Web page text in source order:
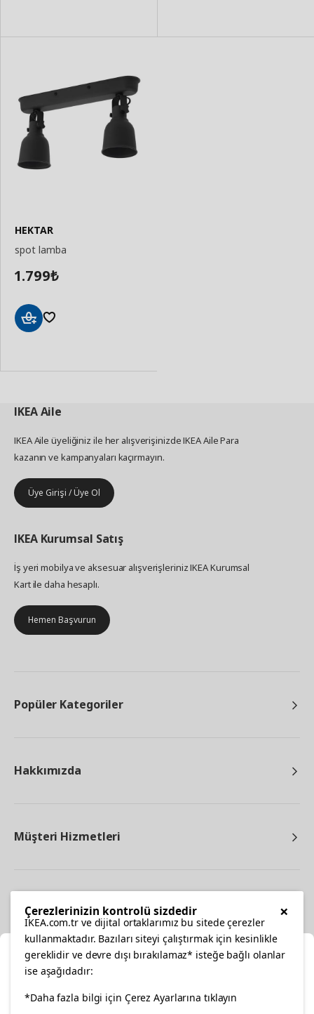
HEKTAR
spot lamba
1.799₺
IKEAAile
IKEA Aile üyeliğiniz ile her alışverişinizde IKEA Aile Para
kazanın ve kampanyaları kaçırmayın.
Üye Girişi / Üye Ol
IKEA Kurumsal Satış
İş yeri mobilya ve aksesuar alışverişleriniz IKEA Kurumsal
Kart ile daha hesaplı.
Hemen Başvurun
Popüler Kategoriler
Hakkımızda
Müşteri Hizmetleri
facebooktwitterinstagrampinterestyoutube
Konumunuzu Seçin
×
Çerezlerinizin kontrolü sizdedir
IKEA.com.tr ve dijital ortaklarımız bu sitede çerezler
kullanmaktadır. Bazıları siteyi çalıştırmak için kesinlikle
gereklidir ve devre dışı bırakılamaz* isteğe bağlı olanlar
ise aşağıdadır:
*Daha fazla bilgi için Çerez Ayarlarına tıklayın